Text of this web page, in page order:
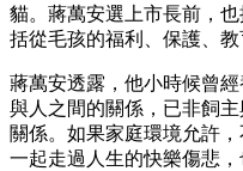
貓。蔣萬安選上市長前，
括從毛孩的福利、保護、教
蔣萬安透露，他小時候曾
與人之間的關係，已非飼
關係。如果家庭環境允許
一起走過人生的快樂傷悲